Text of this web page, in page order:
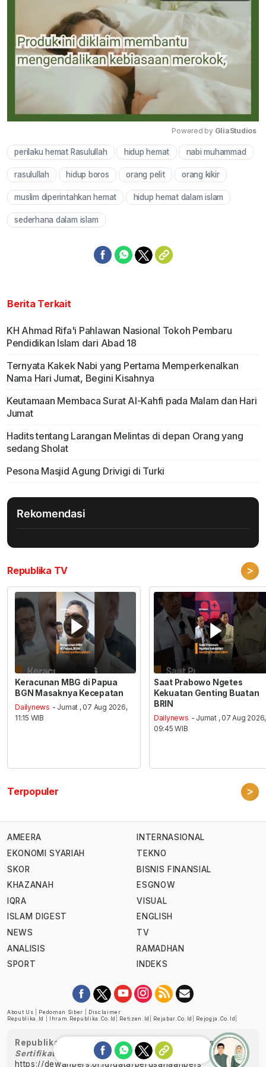
Mute
Powered by GliaStudios
perilaku hemat Rasulullah hidup hemat nabi muhammad
rasulullah hidup boros orang pelit orang kikir
muslim diperintahkan hemat hidup hemat dalam islam
sederhana dalam islam
Berita Terkait
KH Ahmad Rifa'i Pahlawan Nasional Tokoh Pembaru
Pendidikan Islam dari Abad 18
Ternyata Kakek Nabi yang Pertama Memperkenalkan
Nama Hari Jumat, Begini Kisahnya
Keutamaan Membaca Surat Al-Kahfi pada Malam dan Hari
Jumat
Hadits tentang Larangan Melintas di depan Orang yang
sedang Sholat
Pesona Masjid Agung Drivigi di Turki
Rekomendasi
Republika TV >
Keracunan MBG di Papua
BGN Masaknya Kecepatan
Dailynews - Jumat , 07 Aug 2026,
11:15 WIB
Saat Prabowo Ngetes
Kekuatan Genting Buatan
BRIN
Dailynews - Jumat , 07 Aug 2026,
09:45 WIB
Terpopuler >
AMEERA
EKONOMI SYARIAH
SKOR
KHAZANAH
IQRA
ISLAM DIGEST
NEWS
ANALISIS
SPORT
INTERNASIONAL
TEKNO
BISNIS FINANSIAL
ESGNOW
VISUAL
ENGLISH
TV
RAMADHAN
INDEKS
About Us Pedoman Siber
Disclaimer
Republika.id
Ihram.republika.co.id Retizen.id Rejabar.co.id Rejogja.co.id
Republika telah diverifikasi oleh Dewan Pers
Sertifikat Nomor 1058/DP-Verifikasi/K/XII/2022
https://dewanpers.or.id/data/perusahaanpers